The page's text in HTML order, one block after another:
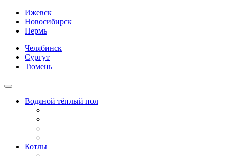
Ижевск
Новосибирск
Пермь
Челябинск
Сургут
Тюмень
Водяной тёплый пол
Котлы